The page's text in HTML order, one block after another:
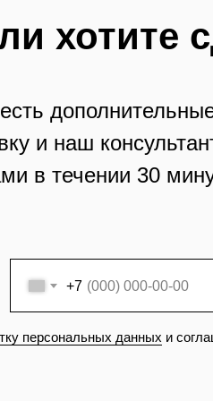
хотите
и наш
в течении 30
+7
персональных данных и